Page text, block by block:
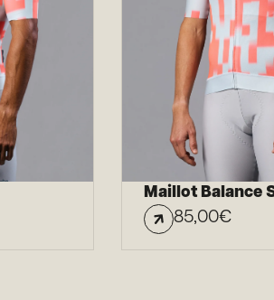
Maillot Balance
85,00€